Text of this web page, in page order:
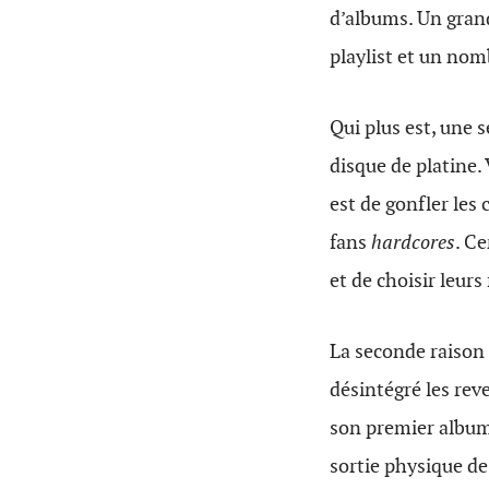
d’albums. Un
playlist et un
Qui plus est, une
disque de platine.
est de gonfler les
fans hardcores.
et de choisir
La seconde
désintégré les
son premier
sortie physique